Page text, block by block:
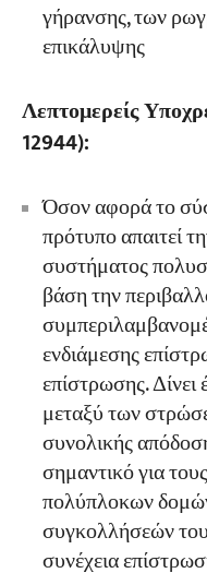
γήρανσης, των
επικάλυψης
Λεπτομερείς
12944):
Όσον αφορά το
πρότυπο απαιτεί
συστήματος
βάση την
ενδιάμεσης
επίστρωσης.
μεταξύ των
συνολικής
σημαντικό για
πολύπλοκων
συγκολλήσεών
συνέχεια